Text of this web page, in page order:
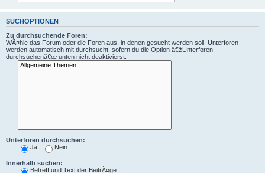
SUCHOPTIONEN
Zu durchsuchende Foren:
WÃ¤hle das Forum oder die Foren aus, in denen gesucht werden soll. Unterforen
werden automatisch mit durchsucht, sofern du die Option â€žUnterforen
durchsuchenâ€œ unten nicht deaktivierst.
Unterforen durchsuchen:
Ja
Nein
Innerhalb suchen:
Betreff und Text der BeitrÃ¤ge